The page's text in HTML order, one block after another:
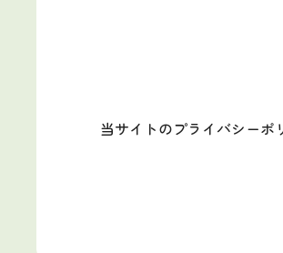
当サイトのプライバシーポ